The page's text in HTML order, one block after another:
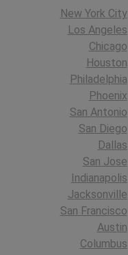
New York City
Los Angeles
Chicago
Houston
Philadelphia
Phoenix
San Antonio
San Diego
Dallas
San Jose
Indianapolis
Jacksonville
San Francisco
Austin
Columbus